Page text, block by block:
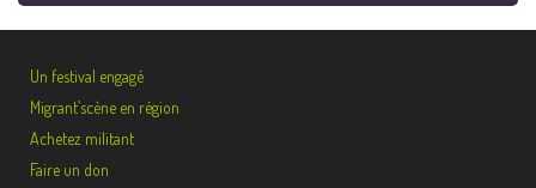
Un festival engagé
Migrant’scène en région
Achetez militant
Faire un don